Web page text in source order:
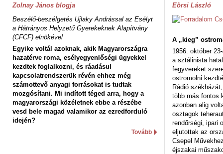
Zolnay János blogja
Beszélő-beszélgetés Ujlaky Andrással az Esélyt
a Hátrányos Helyzetű Gyerekeknek Alapítvány
(CFCF) elnökével
Egyike voltál azoknak, akik Magyarországra
hazatérve roma, esélyegyenlőségi ügyekkel
kezdtek foglalkozni, és ráadásul
kapcsolatrendszerük révén ehhez még
számottevő anyagi forrásokat is tudtak
mozgósítani. Mi indított téged arra, hogy a
magyarországi közéletnek ebbe a részébe
vesd bele magad valamikor az ezredforduló
idején?
Tovább
Eörsi László
A „kieg”
1956. október
a sztálinista
fegyvereket
ostromolni
Rádió
több más fontos
azonban alig
osztagok
rendőrségi, ipari
eljutottak az
Csepel
éjszakai